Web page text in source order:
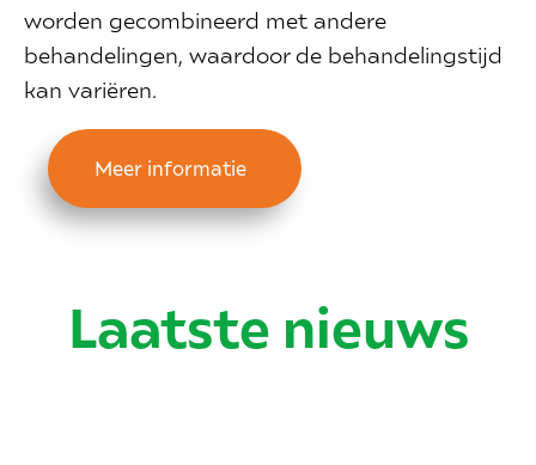
worden gecombineerd met andere
behandelingen, waardoor de behandelingstijd
kan variëren.
Meer informatie
Laatste nieuws